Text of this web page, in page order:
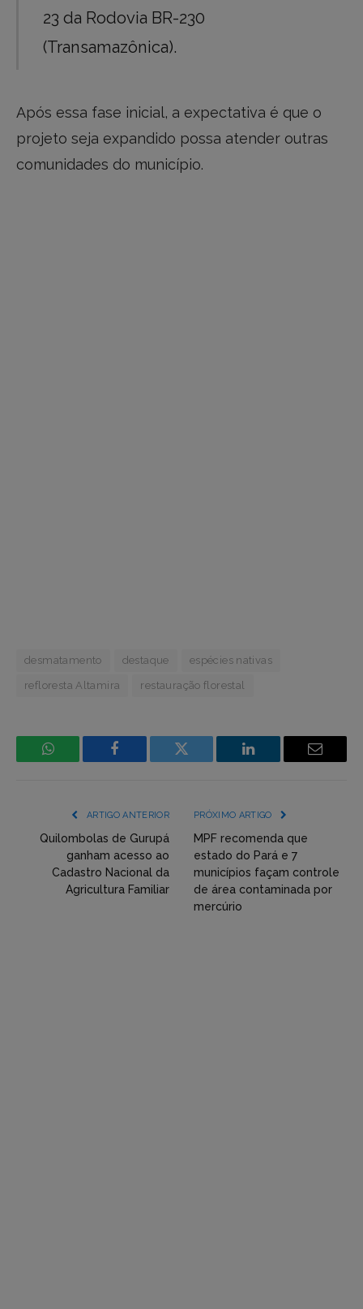
23 da Rodovia BR-230
(Transamazônica).
Após essa fase inicial, a expectativa é que o
projeto seja expandido possa atender outras
comunidades do município.
desmatamento destaque espécies nativas
refloresta Altamira restauração florestal
WhatsApp Facebook
Incorpore
(YouTube,
Twitter,
etc)
LinkedIn Email
ARTIGO ANTERIOR
Quilombolas de Gurupá
ganham acesso ao
Cadastro Nacional da
Agricultura Familiar
PRÓXIMO ARTIGO
MPF recomenda que
estado do Pará e 7
municípios façam controle
de área contaminada por
mercúrio